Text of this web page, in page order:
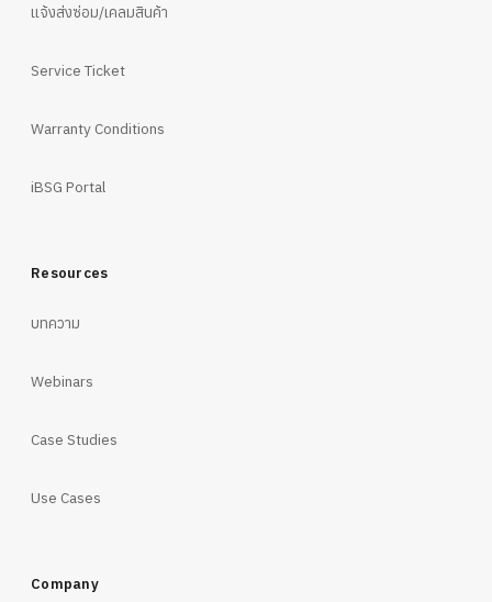
แจ้งส่งซ่อม/เคลมสินค้า
Service Ticket
Warranty Conditions
iBSG Portal
Resources
บทความ
Webinars
Case Studies
Use Cases
Company